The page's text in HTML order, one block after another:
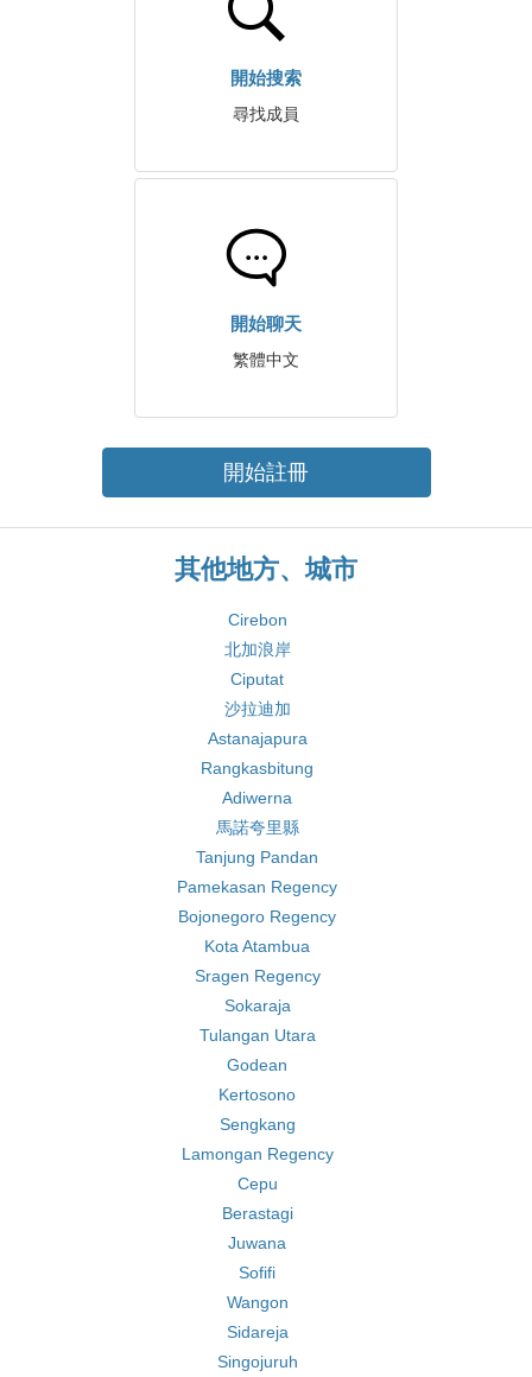
開始搜索
尋找成員
開始聊天
繁體中文
開始註冊
其他地方、城市
Cirebon
北加浪岸
Ciputat
沙拉迪加
Astanajapura
Rangkasbitung
Adiwerna
馬諾夸里縣
Tanjung Pandan
Pamekasan Regency
Bojonegoro Regency
Kota Atambua
Sragen Regency
Sokaraja
Tulangan Utara
Godean
Kertosono
Sengkang
Lamongan Regency
Cepu
Berastagi
Juwana
Sofifi
Wangon
Sidareja
Singojuruh